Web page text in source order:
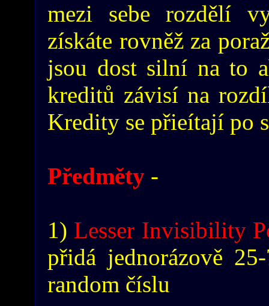
mezi sebe rozdělí
získáte rovněž za
jsou dost silní na to
kreditů závisí na
Kredity se přieítají po
Předměty -
1) Lesser Invisibility
přidá jednorázově
random číslu